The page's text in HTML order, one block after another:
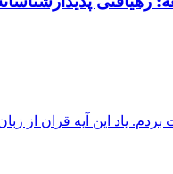
بردم. یاد این آیه قران از